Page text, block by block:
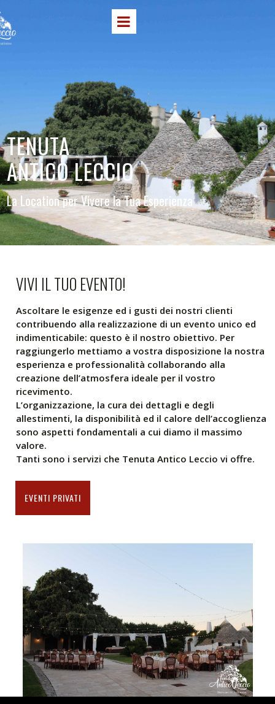
TENUTA
ANTICO LECCIO
La Location per Vivere la Tua Esperienza
VIVI IL TUO EVENTO!
Ascoltare le esigenze ed i gusti dei nostri clienti
contribuendo alla realizzazione di un evento unico ed
indimenticabile: questo è il nostro obiettivo. Per
raggiungerlo mettiamo a vostra disposizione la nostra
esperienza e professionalità collaborando alla
creazione dell’atmosfera ideale per il vostro
ricevimento.
L’organizzazione, la cura dei dettagli e degli
allestimenti, la disponibilità ed il calore dell’accoglienza
sono aspetti fondamentali a cui diamo il massimo
valore.
Tanti sono i servizi che Tenuta Antico Leccio vi offre.
EVENTI PRIVATI